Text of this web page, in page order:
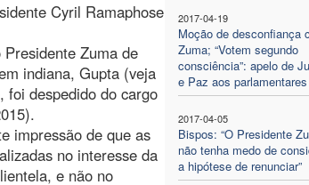
2017-04-19
Moção de desconfiança
Zuma; “Votem segundo
consciência”: apelo de
e Paz aos parlamentares
2017-04-05
Bispos: “O Presidente
não tenha medo de
a hipótese de renunciar”
Cyril Ramaphose
Zuma de
indiana, Gupta (veja
foi despedido do cargo
impressão de que as
no interesse da
e não no